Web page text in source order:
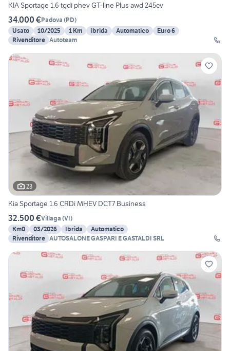
KIA Sportage 1.6 tgdi phev GT-line Plus awd 245cv
34.000 €Padova (PD)
Usato
10/2025 1 Km Ibrida Automatico
Euro 6
Rivenditore Autoteam
23
Kia Sportage 1.6 CRDi MHEV DCT7 Business
32.500 €Villaga (VI)
Km0
03/2026 Ibrida
Automatico
Rivenditore AUTOSALONE GASPARI E GASTALDI SRL